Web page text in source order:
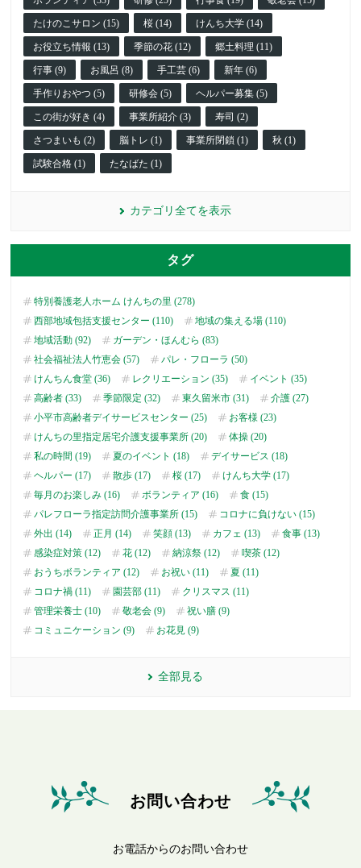
たけのこサロン (15) 桜 (14) けんち大学 (14)
お役立ち情報 (13) 季節の花 (12) 郷土料理 (11)
行事 (9) お風呂 (8) 手工芸 (6) 新年 (6)
手作りおやつ (5) 研修会 (5) ヘルパー募集 (5)
この街が好き (4) 事業所紹介 (3) 寿司 (2)
さつまいも (2) 脳トレ (1) 事業所閉鎖 (1) 秋 (1)
試験合格 (1) たなばた (1)
カテゴリ全てを表示
タグ
特別養護老人ホーム けんちの里 (278)
西部地域包括支援センター (110)
地域の集える場 (110)
地域活動 (92)
ガーデン・ほんむら (83)
社会福祉法人竹恵会 (57)
パレ・フローラ (50)
けんちん食堂 (36)
レクリエーション (35)
イベント (35)
高齢者 (33)
季節限定 (32) 東久留米市 (31)
介護 (27)
小平市高齢者デイサービスセンター (25)
お客様 (23)
けんちの里指定居宅介護支援事業所 (20)
体操 (20)
私の時間 (19)
夏のイベント (18)
デイサービス (18)
ヘルパー (17)
散歩 (17) 桜 (17)
けんち大学 (17)
毎月のお楽しみ (16)
ボランティア (16)
食 (15)
パレフローラ指定訪問介護事業所 (15)
コロナに負けない (15)
外出 (14)
正月 (14) 笑顔 (13) カフェ (13)
食事 (13)
感染症対策 (12)
花 (12) 納涼祭 (12)
喫茶 (12)
おうちボランティア (12)
お祝い (11)
夏 (11)
コロナ禍 (11)
園芸部 (11)
クリスマス (11)
管理栄養士 (10)
敬老会 (9)
祝い膳 (9)
コミュニケーション (9)
お花見 (9)
全部見る
お問い合わせ
お電話からのお問い合わせ